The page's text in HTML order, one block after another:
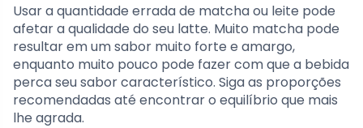
Usar a quantidade errada de matcha ou leite pode
afetar a qualidade do seu latte. Muito matcha pode
resultar em um sabor muito forte e amargo,
enquanto muito pouco pode fazer com que a bebida
perca seu sabor característico. Siga as proporções
recomendadas até encontrar o equilíbrio que mais
lhe agrada.